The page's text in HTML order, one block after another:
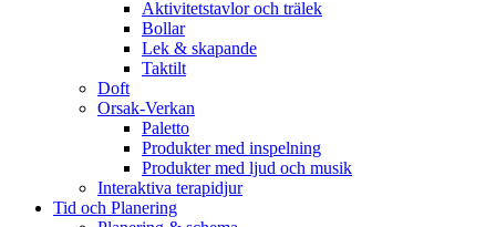
Aktivitetstavlor och trälek
Bollar
Lek & skapande
Taktilt
Doft
Orsak-Verkan
Paletto
Produkter med inspelning
Produkter med ljud och musik
Interaktiva terapidjur
Tid och Planering